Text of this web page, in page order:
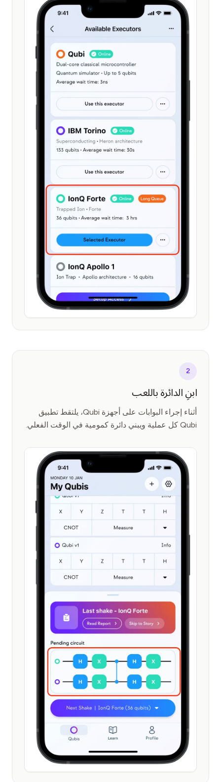
2
ابنِ الدائرة باللعب
أثناء إجراء البوابات على أجهزة Qubi، يلتقط تطبيق
Qubi كل عملية ويبني دائرة كمومية في الوقت الفعلي.